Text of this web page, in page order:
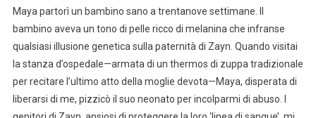
Maya partorì un bambino sano a trentanove settimane. Il
bambino aveva un tono di pelle ricco di melanina che infranse
qualsiasi illusione genetica sulla paternità di Zayn. Quando visitai
la stanza d’ospedale—armata di un thermos di zuppa tradizionale
per recitare l’ultimo atto della moglie devota—Maya, disperata di
liberarsi di me, pizzicò il suo neonato per incolparmi di abuso. I